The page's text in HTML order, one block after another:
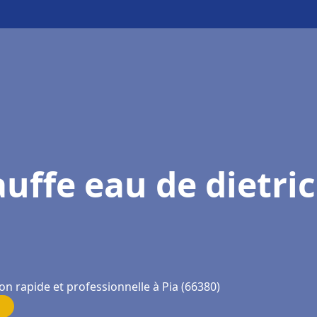
eau de
rapide et professionnelle à Pia (66380)